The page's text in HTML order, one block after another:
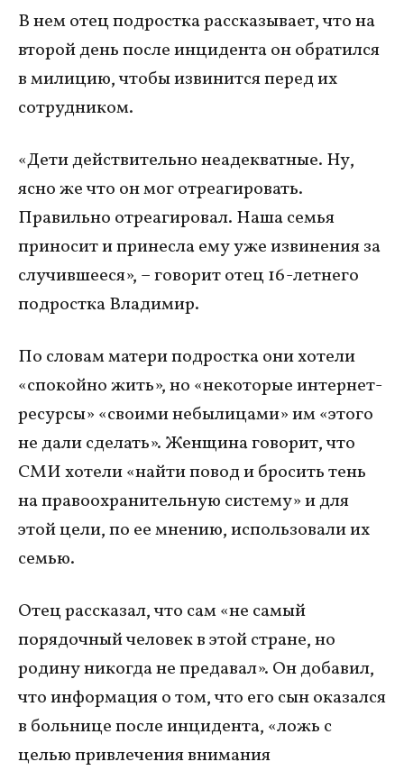
В нем отец подростка рассказывает, что на
второй день после инцидента он обратился
в милицию, чтобы извинится перед их
сотрудником.
«Дети действительно неадекватные. Ну,
ясно же что он мог отреагировать.
Правильно отреагировал. Наша семья
приносит и принесла ему уже извинения за
случившееся», – говорит отец 16-летнего
подростка Владимир.
По словам матери подростка они хотели
«спокойно жить», но «некоторые интернет-
ресурсы» «своими небылицами» им «этого
не дали сделать». Женщина говорит, что
СМИ хотели «найти повод и бросить тень
на правоохранительную систему» и для
этой цели, по ее мнению, использовали их
семью.
Отец рассказал, что сам «не самый
порядочный человек в этой стране, но
родину никогда не предавал». Он добавил,
что информация о том, что его сын оказался
в больнице после инцидента, «ложь с
целью привлечения внимания